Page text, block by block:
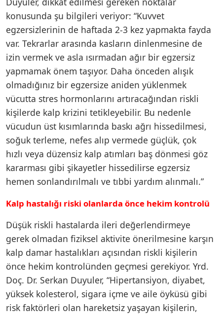
konusunda şu bilgileri veriyor: “Kuvvet
egzersizlerinin de haftada 2-3 kez yapmakta fayda
var. Tekrarlar arasında kasların dinlenmesine de
izin vermek ve asla ısırmadan ağır bir egzersiz
yapmamak önem taşıyor. Daha önceden alışık
olmadığınız bir egzersize aniden yüklenmek
vücutta stres hormonlarını artıracağından riskli
kişilerde kalp krizini tetikleyebilir. Bu nedenle
vücudun üst kısımlarında baskı ağrı hissedilmesi,
soğuk terleme, nefes alıp vermede güçlük, çok
hızlı veya düzensiz kalp atımları baş dönmesi göz
kararması gibi şikayetler hissedilirse egzersiz
hemen sonlandırılmalı ve tıbbi yardım alınmalı.”
Kalp hastalığı riski olanlarda önce hekim kontrolü
Düşük riskli hastalarda ileri değerlendirmeye
gerek olmadan fiziksel aktivite önerilmesine karşın
kalp damar hastalıkları açısından riskli kişilerin
önce hekim kontrolünden geçmesi gerekiyor. Yrd.
Doç. Dr. Serkan Duyuler, “Hipertansiyon, diyabet,
yüksek kolesterol, sigara içme ve aile öyküsü gibi
risk faktörleri olan hareketsiz yaşayan kişilerin,